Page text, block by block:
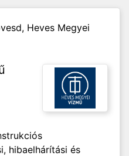
Heves Megyei
hibaelhárítási és